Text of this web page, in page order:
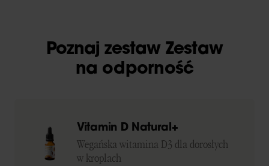
Poznaj zestaw Zestaw
na odporność
Vitamin D Natural+
Wegańska witamina D3 dla dorosłych
w kroplach